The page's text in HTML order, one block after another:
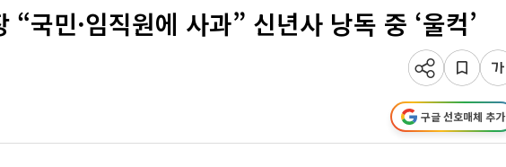
“국민·임직원에 사과” 신년사 낭독 중 ‘울컥’
구글 선호매체 추가